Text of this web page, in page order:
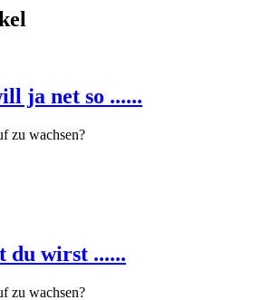
ja net so ......
zu wachsen?
du wirst ......
zu wachsen?